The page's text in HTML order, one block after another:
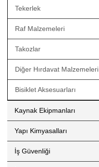
Tekerlek
Raf Malzemeleri
Takozlar
Diğer Hırdavat Malzemeleri
Bisiklet Aksesuarları
Kaynak Ekipmanları
Yapı Kimyasalları
İş Güvenliği